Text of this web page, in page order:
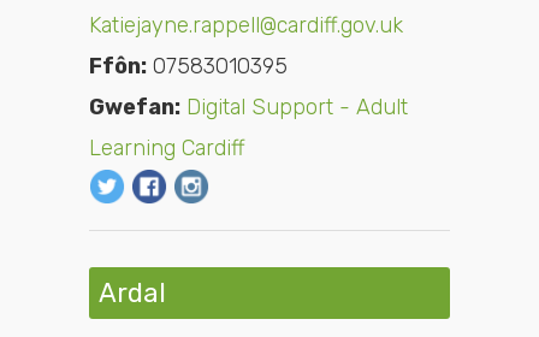
Katiejayne.rappell@cardiff.gov.uk
Ffôn: 07583010395
Gwefan: Digital Support - Adult
Learning Cardiff
Ardal